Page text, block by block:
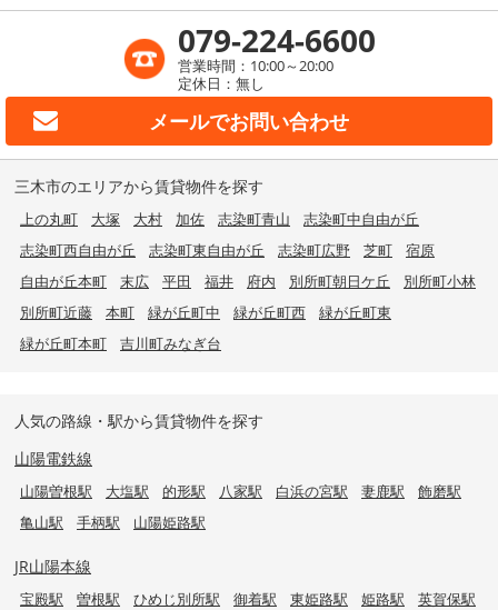
079-224-6600
営業時間：10:00～20:00
定休日：無し
メールでお問い合わせ
三木市のエリアから賃貸物件を探す
上の丸町 大塚 大村 加佐 志染町青山
志染町中自由が丘
志染町西自由が丘
志染町東自由が丘 志染町広野 芝町
宿原
自由が丘本町
末広 平田 福井 府内 別所町朝日ケ丘
別所町小林
別所町近藤
本町 緑が丘町中 緑が丘町西
緑が丘町東
緑が丘町本町
吉川町みなぎ台
人気の路線・駅から賃貸物件を探す
山陽電鉄線
山陽曽根駅 大塩駅 的形駅 八家駅 白浜の宮駅 妻鹿駅
飾磨駅
亀山駅
手柄駅 山陽姫路駅
JR山陽本線
宝殿駅 曽根駅 ひめじ別所駅 御着駅 東姫路駅 姫路駅
英賀保駅